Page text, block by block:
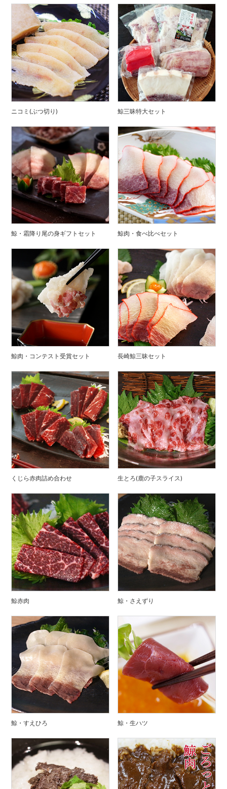
ニコミ(ぶつ切り) 鯨三昧特大セット
鯨・霜降り尾の身ギフトセット 鯨肉・食べ比べセット
鯨肉・コンテスト受賞セット 長崎鯨三昧セット
くじら赤肉詰め合わせ 生とろ(鹿の子スライス)
鯨赤肉 鯨・さえずり
鯨・すえひろ 鯨・生ハツ